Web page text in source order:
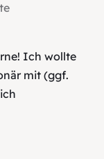
Ich wollte
mit (ggf.